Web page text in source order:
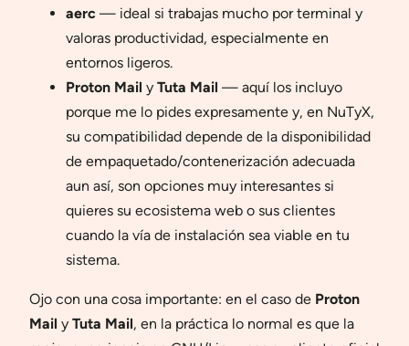
aerc — ideal si trabajas mucho por terminal y
valoras productividad, especialmente en
entornos ligeros.
Proton Mail y Tuta Mail — aquí los incluyo
porque me lo pides expresamente y, en NuTyX,
su compatibilidad depende de la disponibilidad
de empaquetado/contenerización adecuada
aun así, son opciones muy interesantes si
quieres su ecosistema web o sus clientes
cuando la vía de instalación sea viable en tu
sistema.
Ojo con una cosa importante: en el caso de Proton
Mail y Tuta Mail, en la práctica lo normal es que la